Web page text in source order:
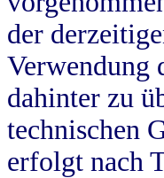
der
Verwendung
dahinter zu
technischen
erfolgt nach